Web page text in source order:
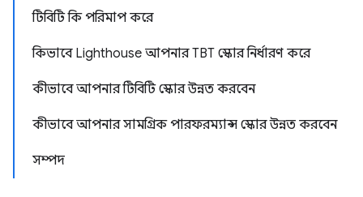
টিবিটি কি পরিমাপ করে
কিভাবে Lighthouse আপনার TBT স্কোর নির্ধারণ করে
কীভাবে আপনার টিবিটি স্কোর উন্নত করবেন
কীভাবে আপনার সামগ্রিক পারফরম্যান্স স্কোর উন্নত করবেন
সম্পদ